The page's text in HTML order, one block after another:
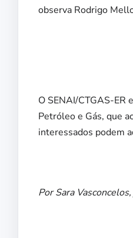
observa Rodrigo
O SENAI/CTGAS-ER
Petróleo e Gás, que
interessados podem
Por Sara